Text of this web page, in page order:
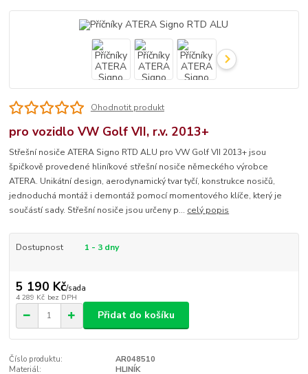
Ohodnotit produkt
pro vozidlo VW Golf VII, r.v. 2013+
Střešní nosiče ATERA Signo RTD ALU pro VW Golf VII 2013+ jsou
špičkově provedené hliníkové střešní nosiče německého výrobce
ATERA. Unikátní design, aerodynamický tvar tyčí, konstrukce nosičů,
jednoduchá montáž i demontáž pomocí momentového klíče, který je
součástí sady. Střešní nosiče jsou určeny p... celý popis
Dostupnost 1 - 3 dny
5 190 Kč/sada
4 289 Kč bez DPH
Přidat do košíku
Číslo produktu:
AR048510
Materiál:
HLINÍK